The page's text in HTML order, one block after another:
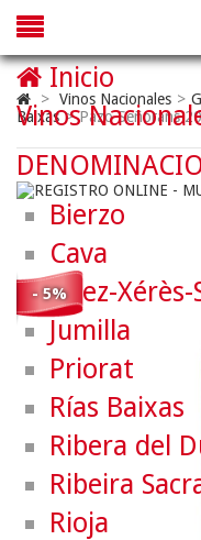
> Vinos Nacionales >
Baixas > Pazo Señorans
- 5%
Inicio
Vinos
Bierzo
Cava
Jerez-
Jumilla
Priorat
Rías Baixas
Ribera del
Ribeira
Rioja